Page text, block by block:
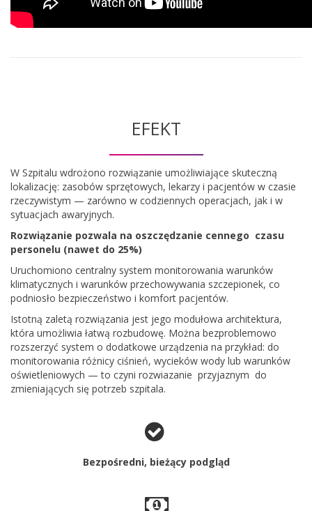
EFEKT
W Szpitalu wdrożono rozwiązanie umożliwiające skuteczną
lokalizację: zasobów sprzętowych, lekarzy i pacjentów w czasie
rzeczywistym — zarówno w codziennych operacjach, jak i w
sytuacjach awaryjnych.
Rozwiązanie pozwala na oszczędzanie cennego czasu
personelu (nawet do 25%)
Uruchomiono centralny system monitorowania warunków
klimatycznych i warunków przechowywania szczepionek, co
podniosło bezpieczeństwo i komfort pacjentów.
Istotną zaletą rozwiązania jest jego modułowa architektura,
która umożliwia łatwą rozbudowę. Można bezproblemowo
rozszerzyć system o dodatkowe urządzenia na przykład: do
monitorowania różnicy ciśnień, wycieków wody lub warunków
oświetleniowych — to czyni rozwiazanie przyjaznym do
zmieniających się potrzeb szpitala.
Bezpośredni, bieżący podgląd